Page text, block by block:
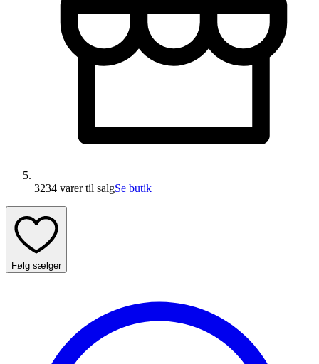
3234 varertil salgSe butik
Følg sælger